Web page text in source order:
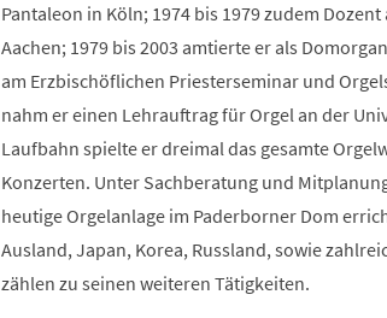
Pantaleon in Köln; 1974 bis 1979 zudem
Aachen; 1979 bis 2003 amtierte er als
am Erzbischöflichen Priesterseminar und
nahm er einen Lehrauftrag für Orgel an der
Laufbahn spielte er dreimal das gesamte
Konzerten. Unter Sachberatung und
heutige Orgelanlage im Paderborner Dom
Ausland, Japan, Korea, Russland, sowie
zählen zu seinen weiteren Tätigkeiten.